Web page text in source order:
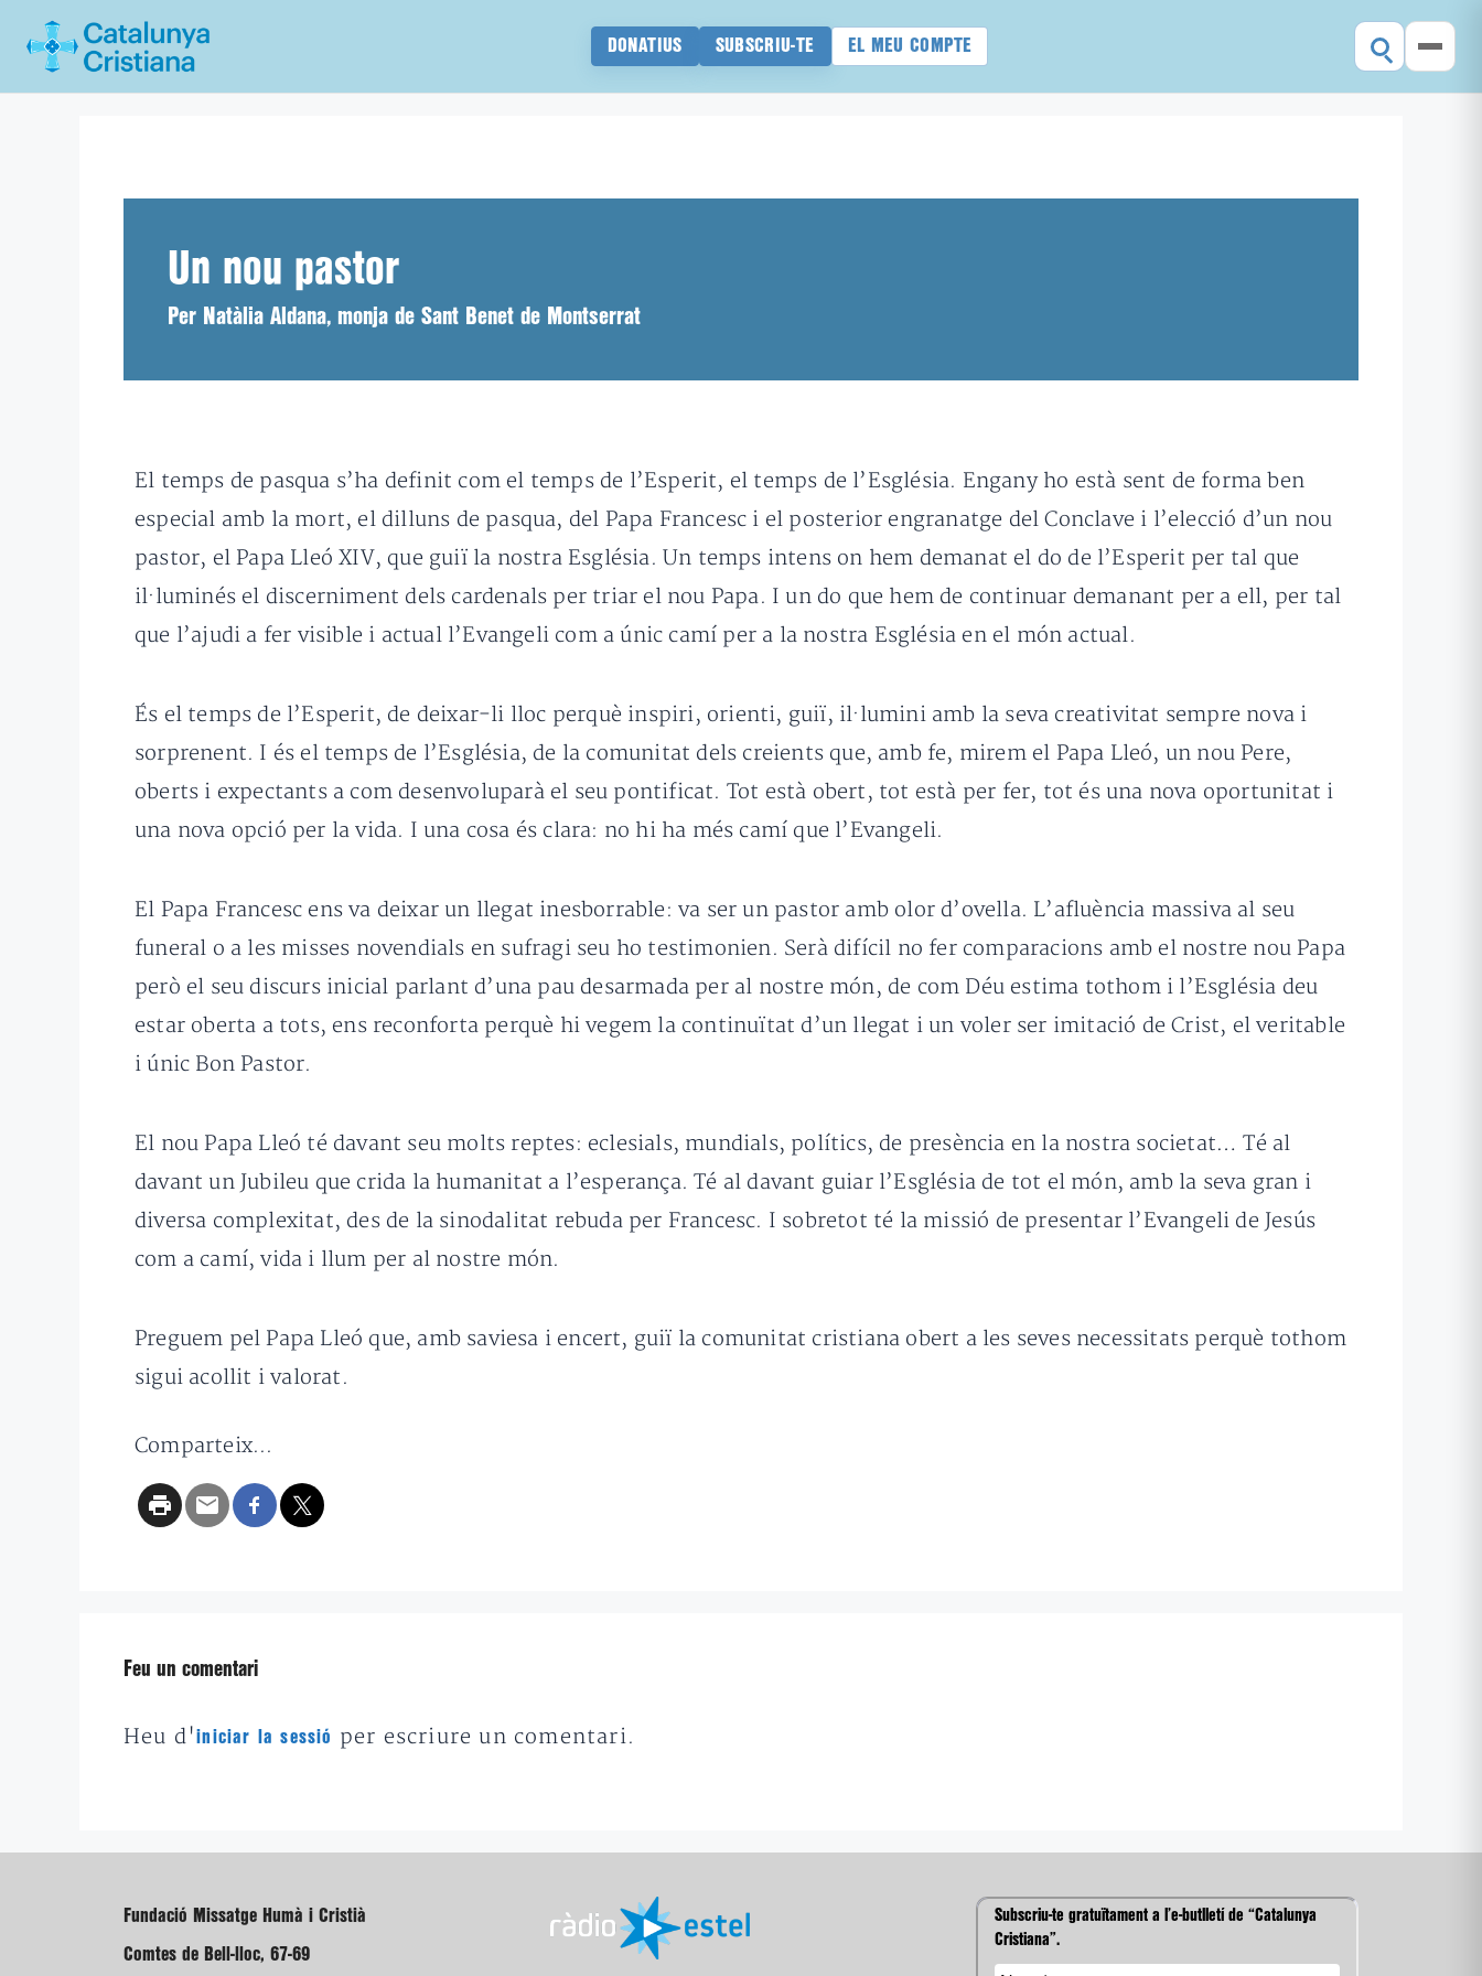
DONATIUS SUBSCRIU-TE EL MEU COMPTE
Un nou pastor
Per Natàlia Aldana, monja de Sant Benet de Montserrat
El temps de pasqua s’ha definit com el temps de l’Esperit, el temps de l’Església. Engany ho està sent de forma ben
especial amb la mort, el dilluns de pasqua, del Papa Francesc i el posterior engranatge del Conclave i l’elecció d’un nou
pastor, el Papa Lleó XIV, que guiï la nostra Església. Un temps intens on hem demanat el do de l’Esperit per tal que
il·luminés el discerniment dels cardenals per triar el nou Papa. I un do que hem de continuar demanant per a ell, per tal
que l’ajudi a fer visible i actual l’Evangeli com a únic camí per a la nostra Església en el món actual.
És el temps de l’Esperit, de deixar-li lloc perquè inspiri, orienti, guiï, il·lumini amb la seva creativitat sempre nova i
sorprenent. I és el temps de l’Església, de la comunitat dels creients que, amb fe, mirem el Papa Lleó, un nou Pere,
oberts i expectants a com desenvoluparà el seu pontificat. Tot està obert, tot està per fer, tot és una nova oportunitat i
una nova opció per la vida. I una cosa és clara: no hi ha més camí que l’Evangeli.
El Papa Francesc ens va deixar un llegat inesborrable: va ser un pastor amb olor d’ovella. L’afluència massiva al seu
funeral o a les misses novendials en sufragi seu ho testimonien. Serà difícil no fer comparacions amb el nostre nou Papa
però el seu discurs inicial parlant d’una pau desarmada per al nostre món, de com Déu estima tothom i l’Església deu
estar oberta a tots, ens reconforta perquè hi vegem la continuïtat d’un llegat i un voler ser imitació de Crist, el veritable
i únic Bon Pastor.
El nou Papa Lleó té davant seu molts reptes: eclesials, mundials, polítics, de presència en la nostra societat… Té al
davant un Jubileu que crida la humanitat a l’esperança. Té al davant guiar l’Església de tot el món, amb la seva gran i
diversa complexitat, des de la sinodalitat rebuda per Francesc. I sobretot té la missió de presentar l’Evangeli de Jesús
com a camí, vida i llum per al nostre món.
Preguem pel Papa Lleó que, amb saviesa i encert, guiï la comunitat cristiana obert a les seves necessitats perquè tothom
sigui acollit i valorat.
Comparteix...
Feu un comentari
Heu d'iniciar la sessió per escriure un comentari.
Fundació Missatge Humà i Cristià
Comtes de Bell-lloc, 67-69
Subscriu-te gratuïtament a l’e-butlletí de “Catalunya
Cristiana”.